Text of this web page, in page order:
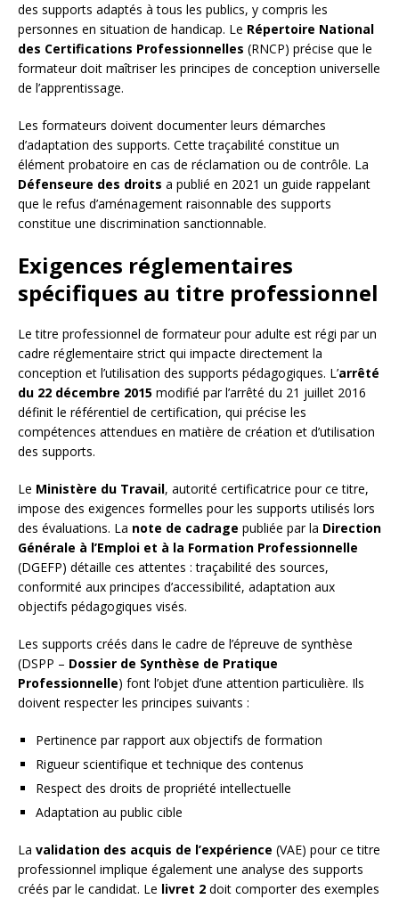
des supports adaptés à tous les publics, y compris les
personnes en situation de handicap. Le Répertoire National
des Certifications Professionnelles (RNCP) précise que le
formateur doit maîtriser les principes de conception universelle
de l’apprentissage.
Les formateurs doivent documenter leurs démarches
d’adaptation des supports. Cette traçabilité constitue un
élément probatoire en cas de réclamation ou de contrôle. La
Défenseure des droits a publié en 2021 un guide rappelant
que le refus d’aménagement raisonnable des supports
constitue une discrimination sanctionnable.
Exigences réglementaires
spécifiques au titre professionnel
Le titre professionnel de formateur pour adulte est régi par un
cadre réglementaire strict qui impacte directement la
conception et l’utilisation des supports pédagogiques. L’arrêté
du 22 décembre 2015 modifié par l’arrêté du 21 juillet 2016
définit le référentiel de certification, qui précise les
compétences attendues en matière de création et d’utilisation
des supports.
Le Ministère du Travail, autorité certificatrice pour ce titre,
impose des exigences formelles pour les supports utilisés lors
des évaluations. La note de cadrage publiée par la Direction
Générale à l’Emploi et à la Formation Professionnelle
(DGEFP) détaille ces attentes : traçabilité des sources,
conformité aux principes d’accessibilité, adaptation aux
objectifs pédagogiques visés.
Les supports créés dans le cadre de l’épreuve de synthèse
(DSPP – Dossier de Synthèse de Pratique
Professionnelle) font l’objet d’une attention particulière. Ils
doivent respecter les principes suivants :
Pertinence par rapport aux objectifs de formation
Rigueur scientifique et technique des contenus
Respect des droits de propriété intellectuelle
Adaptation au public cible
La validation des acquis de l’expérience (VAE) pour ce titre
professionnel implique également une analyse des supports
créés par le candidat. Le livret 2 doit comporter des exemples